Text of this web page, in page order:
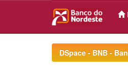
DSpace - BNB -